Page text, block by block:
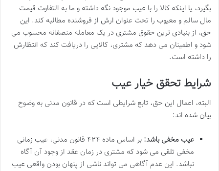
بگیرد، یا اینکه کالا را با عیب موجود نگه داشته و ما به التفاوت قیمت
مال سالم و معیوب را تحت عنوان ارش از فروشنده مطالبه کند. این
حق، از بنیادی ترین حقوق مشتری در یک معامله منصفانه محسوب می
شود و اطمینان می دهد که مشتری، کالایی را دریافت کند که انتظارش
را داشته است.
شرایط تحقق خیار عیب
البته، اعمال این حق، تابع شرایطی است که در قانون مدنی به وضوح
بیان شده اند:
عیب مخفی باشد:
بر اساس ماده ۴۲۴ قانون مدنی، عیب زمانی
مخفی تلقی می شود که مشتری در زمان عقد از وجود آن آگاه
نباشد. این عدم آگاهی می تواند ناشی از پنهان بودن واقعی عیب